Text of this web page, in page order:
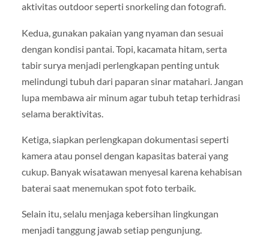
aktivitas outdoor seperti snorkeling dan fotografi.
Kedua, gunakan pakaian yang nyaman dan sesuai
dengan kondisi pantai. Topi, kacamata hitam, serta
tabir surya menjadi perlengkapan penting untuk
melindungi tubuh dari paparan sinar matahari. Jangan
lupa membawa air minum agar tubuh tetap terhidrasi
selama beraktivitas.
Ketiga, siapkan perlengkapan dokumentasi seperti
kamera atau ponsel dengan kapasitas baterai yang
cukup. Banyak wisatawan menyesal karena kehabisan
baterai saat menemukan spot foto terbaik.
Selain itu, selalu menjaga kebersihan lingkungan
menjadi tanggung jawab setiap pengunjung.